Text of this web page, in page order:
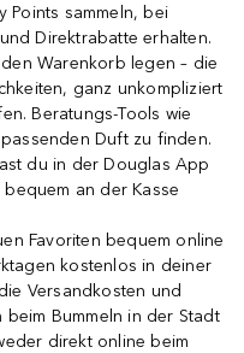
Points sammeln, bei
Direktrabatte erhalten.
Warenkorb legen – die
ganz unkompliziert
Beratungs-Tools wie
Duft zu finden.
du in der Douglas App
an der Kasse
Favoriten bequem online
kostenlos in deiner
Versandkosten und
Bummeln in der Stadt
direkt online beim